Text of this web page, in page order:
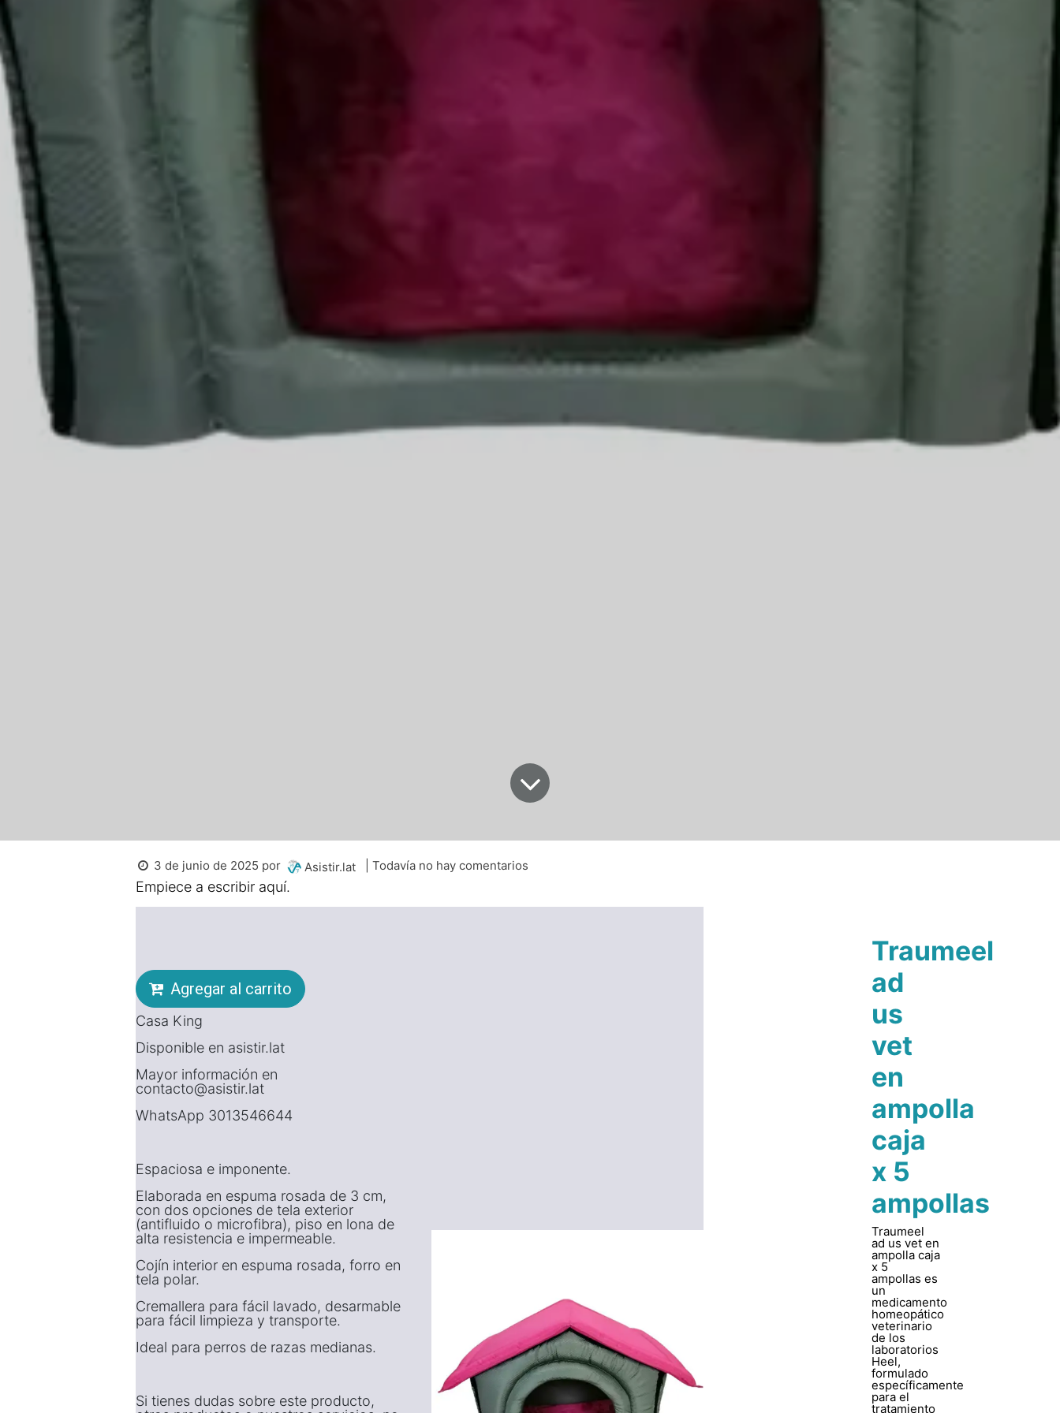
3 de junio de 2025 por Asistir.lat | Todavía no hay comentarios
Empiece a escribir aquí.
Agregar al carrito
Casa King
Disponible en asistir.lat
Mayor información en
contacto@asistir.lat
WhatsApp 3013546644
Espaciosa e imponente.
Elaborada en espuma rosada de 3 cm,
con dos opciones de tela exterior
(antifluido o microfibra), piso en lona de
alta resistencia e impermeable.
Cojín interior en espuma rosada, forro en
tela polar.
Cremallera para fácil lavado, desarmable
para fácil limpieza y transporte.
Ideal para perros de razas medianas.
Si tienes dudas sobre este producto,
Traumeel
ad
us
vet
en
ampolla
caja
x 5
ampollas
Traumeel
ad us vet en
ampolla caja
x 5
ampollas es
un
medicamento
homeopático
veterinario
de los
laboratorios
Heel,
formulado
específicamente
para el
tratamiento